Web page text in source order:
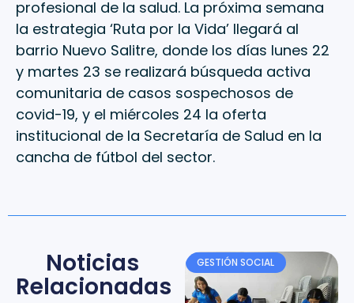
profesional de la salud. La próxima semana
la estrategia ‘Ruta por la Vida’ llegará al
barrio Nuevo Salitre, donde los días lunes 22
y martes 23 se realizará búsqueda activa
comunitaria de casos sospechosos de
covid-19, y el miércoles 24 la oferta
institucional de la Secretaría de Salud en la
cancha de fútbol del sector.
Noticias
Relacionadas
GESTIÓN SOCIAL